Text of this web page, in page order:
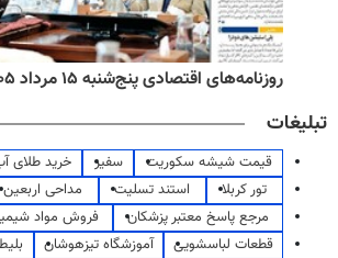
روزنامه‌های اقتصادی پنج‌شنبه ۱۵ مرداد ۱۴۰۵
تبلیغات
قیمت شیشه سکوریت سفیر خرید طلای
تور کربلا
استند تسلیت مداحی اربعین
مرجع پاسخ معتبر پزشکان
فروش مواد
قطعات لباسشویی
آموزشگاه تیزهوشان